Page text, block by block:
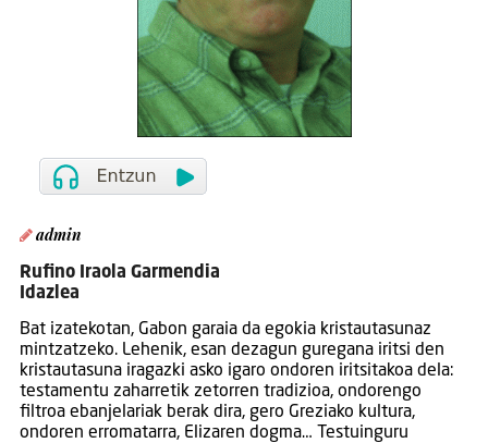
admin
Rufino Iraola Garmendia
Idazlea
Bat izatekotan, Gabon garaia da egokia kristautasunaz
mintzatzeko. Lehenik, esan dezagun guregana iritsi den
kristautasuna iragazki asko igaro ondoren iritsitakoa dela:
testamentu zaharretik zetorren tradizioa, ondorengo
filtroa ebanjelariak berak dira, gero Greziako kultura,
ondoren erromatarra, Elizaren dogma… Testuinguru